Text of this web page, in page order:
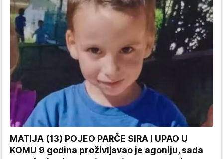
MATIJA (13) POJEO PARČE SIRA I UPAO U
KOMU 9 godina proživljavao je agoniju, sada